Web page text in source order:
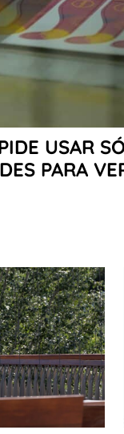
USAR
PARA